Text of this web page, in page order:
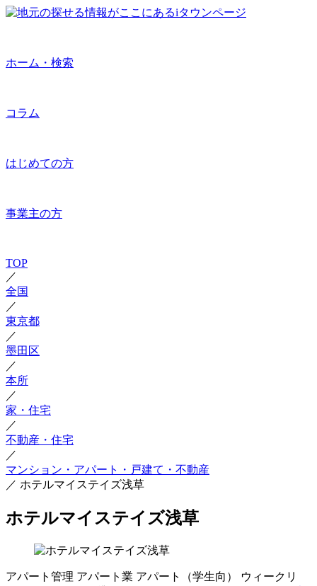
ホーム・検索
コラム
はじめての方
事業主の方
TOP
／
全国
／
東京都
／
墨田区
／
本所
／
家・住宅
／
不動産・住宅
／
マンション・アパート・戸建て・不動産
／ ホテルマイステイズ浅草
ホテルマイステイズ浅草
アパート管理 アパート業 アパート（学生向）
ウィークリ